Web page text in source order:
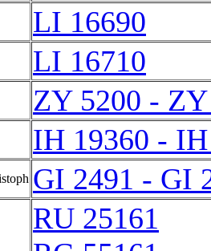
LI 16690
LI 16710
ZY 5200 -
IH 19360 -
GI 2491 - GI
RU 25161